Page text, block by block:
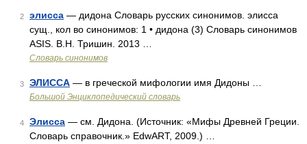
2 элисса — дидона Словарь русских синонимов. элисса
сущ., кол во синонимов: 1 • дидона (3) Словарь синонимов
ASIS. В.Н. Тришин. 2013 …
Словарь синонимов
3 ЭЛИССА — в греческой мифологии имя Дидоны …
Большой Энциклопедический словарь
4 Элисса — см. Дидона. (Источник: «Мифы Древней Греции.
Словарь справочник.» EdwART, 2009.) …